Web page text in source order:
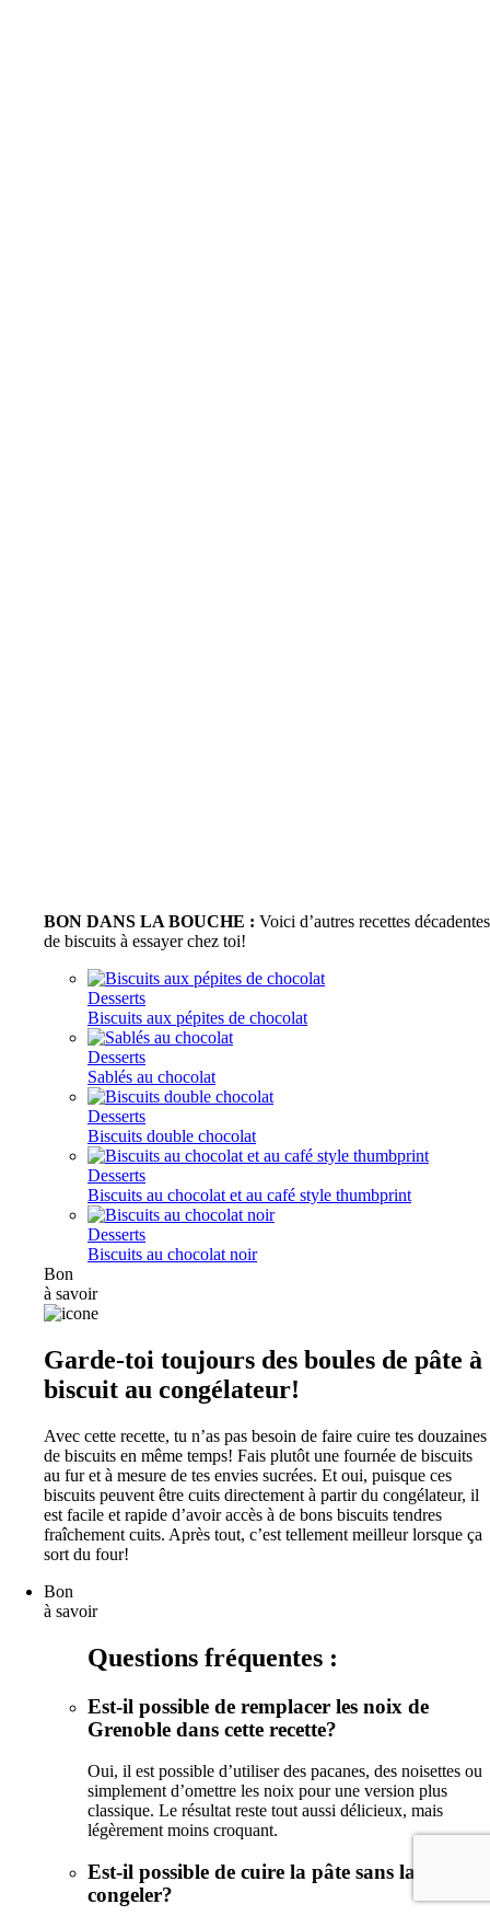
BON DANS LA BOUCHE : Voici d’autres recettes décadentes
de biscuits à essayer chez toi!
Desserts
Biscuits aux pépites de chocolat
Desserts
Sablés au chocolat
Desserts
Biscuits double chocolat
Desserts
Biscuits au chocolat et au café style thumbprint
Desserts
Biscuits au chocolat noir
Bon
à savoir
Garde-toi toujours des boules de pâte à
biscuit au congélateur!
Avec cette recette, tu n’as pas besoin de faire cuire tes douzaines
de biscuits en même temps! Fais plutôt une fournée de biscuits
au fur et à mesure de tes envies sucrées. Et oui, puisque ces
biscuits peuvent être cuits directement à partir du congélateur, il
est facile et rapide d’avoir accès à de bons biscuits tendres
fraîchement cuits. Après tout, c’est tellement meilleur lorsque ça
sort du four!
Bon
à savoir
Questions fréquentes :
Est-il possible de remplacer les noix de
Grenoble dans cette recette?
Oui, il est possible d’utiliser des pacanes, des noisettes ou
simplement d’omettre les noix pour une version plus
classique. Le résultat reste tout aussi délicieux, mais
légèrement moins croquant.
Est-il possible de cuire la pâte sans la
congeler?